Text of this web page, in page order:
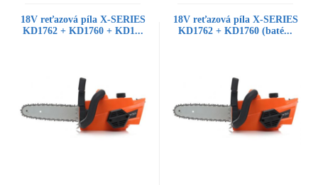
18V reťazová píla X-SERIES
KD1762 + KD1760 + KD1...
18V reťazová píla X-SERIES
KD1762 + KD1760 (baté...